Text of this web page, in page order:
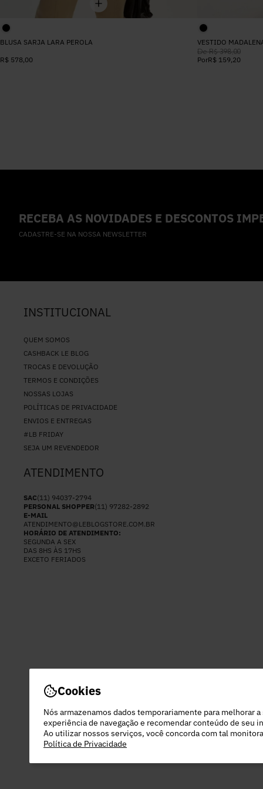
Cookies
Nós armazenamos dados temporariamente para melhorar a
experiência de navegação e recomendar conteúdo de seu
Ao utilizar nossos serviços, você concorda com tal
Política de Privacidade
BLUSA SARJA LARA PEROLA
R$ 578,00
VESTIDO
De R$ 398,00
PorR$ 159,20
RECEBA AS NOVIDADES E DESCONTOS
CADASTRE-SE NA NOSSA NEWSLETTER
INSTITUCIONAL
QUEM SOMOS
CASHBACK LE BLOG
TROCAS E DEVOLUÇÃO
TERMOS E CONDIÇÕES
NOSSAS LOJAS
POLÍTICAS DE PRIVACIDADE
ENVIOS E ENTREGAS
#LB FRIDAY
SEJA UM REVENDEDOR
ATENDIMENTO
SAC(11) 94037-2794
PERSONAL SHOPPER(11) 97282-2892
E-MAIL
ATENDIMENTO@LEBLOGSTORE.COM.BR
HORÁRIO DE ATENDIMENTO:
SEGUNDA A SEX
DAS 8HS ÀS 17HS
EXCETO FERIADOS